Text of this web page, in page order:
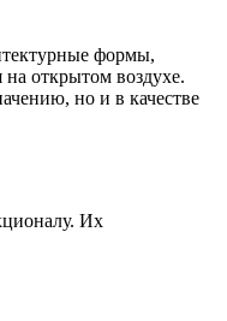
формы,
на открытом воздухе.
но и в качестве
Их